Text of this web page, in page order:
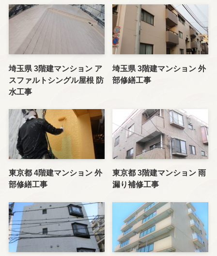
埼玉県 3階建マンション ア
スファルトシングル屋根 防
水工事
埼玉県 3階建マンション 外
部修繕工事
東京都 4階建マンション 外
部修繕工事
東京都 3階建マンション 雨
漏り補修工事